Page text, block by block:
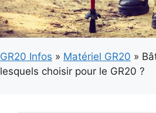
GR20 Infos » Matériel GR20 »
lesquels choisir pour le GR20 ?